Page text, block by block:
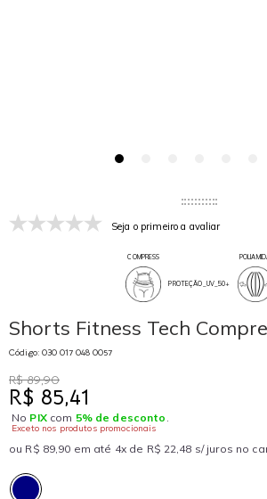
Seja o primeiro a avaliar
COMPRESS
PROTEÇÃO_UV_50+
Shorts Fitness Tech
Código: 030 017 048 0057
R$ 89,90
R$ 85,41
No PIXcom 5% de desconto .
Exceto nos produtos promocionais
ou R$ 89,90 em até 4x de R$ 22,48 s/ juros no